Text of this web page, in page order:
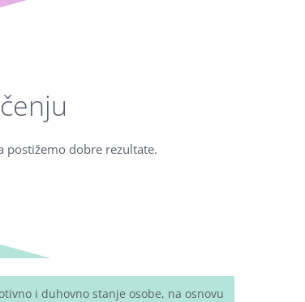
dobre rezultate.
i duhovno stanje osobe, na osnovu